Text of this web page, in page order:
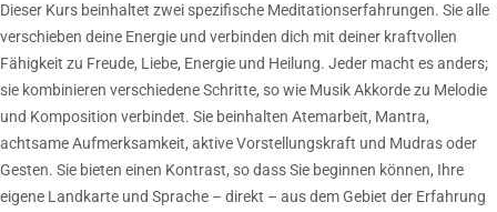
Dieser Kurs beinhaltet zwei spezifische Meditationserfahrungen. Sie alle
verschieben deine Energie und verbinden dich mit deiner kraftvollen
Fähigkeit zu Freude, Liebe, Energie und Heilung. Jeder macht es anders;
sie kombinieren verschiedene Schritte, so wie Musik Akkorde zu Melodie
und Komposition verbindet. Sie beinhalten Atemarbeit, Mantra,
achtsame Aufmerksamkeit, aktive Vorstellungskraft und Mudras oder
Gesten. Sie bieten einen Kontrast, so dass Sie beginnen können, Ihre
eigene Landkarte und Sprache – direkt – aus dem Gebiet der Erfahrung